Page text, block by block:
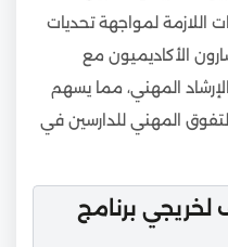
اللازمة لمواجهة تحديات
الأكاديميون مع
المهني، مما يسهم
المهني للدارسين في
برنامج